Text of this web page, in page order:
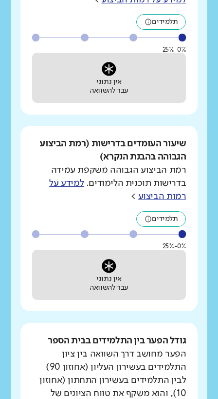
תלמידים
0%-25%
אין נתוני
עבר להשוואה
שיעור העומדים בדרישות (רמת הביצוע
הגבוהה בהבנת הנקרא)
רמת הביצוע הגבוהה משקפת עמידה
בדרישות תוכנית הלימודים.למידע על
רמות הביצוע >
תלמידים
0%-25%
אין נתוני
עבר להשוואה
גודל הפער בין התלמידים בבית הספר
הפער מחושב דרך השוואה בין ציון
התלמידים בעשירון העליון (אחוזון 90)
לבין התלמידים בעשירון התחתון (אחוזון
10), והוא משקף את טווח הציונים של